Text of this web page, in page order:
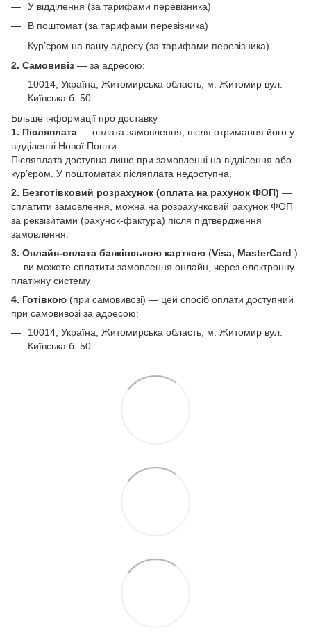
У відділення (за тарифами перевізника)
В поштомат (за тарифами перевізника)
Кур’єром на вашу адресу (за тарифами перевізника)
2. Самовивіз — за адресою:
10014, Україна, Житомирська область, м. Житомир вул.
Київська б. 50
Більше інформації про доставку
1. Післяплата — оплата замовлення, після отримання його у
відділенні Нової Пошти.
Післяплата доступна лише при замовленні на відділення або
кур’єром. У поштоматах післяплата недоступна.
2. Безготівковий розрахунок (оплата на рахунок ФОП) —
сплатити замовлення, можна на розрахунковий рахунок ФОП
за реквізитами (рахунок-фактура) після підтвердження
замовлення.
3. Онлайн-оплата банківською карткою (Visa, MasterCard )
— ви можете сплатити замовлення онлайн, через електронну
платіжну систему
4. Готівкою (при самовивозі) — цей спосіб оплати доступний
при самовивозі за адресою:
10014, Україна, Житомирська область, м. Житомир вул.
Київська б. 50